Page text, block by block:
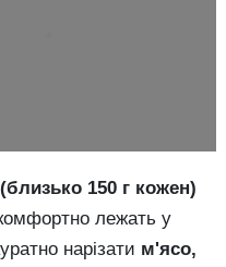
150 г кожен)
лежать у
нарізати м'ясо,